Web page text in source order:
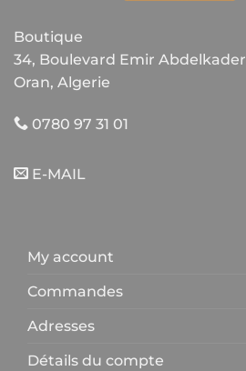
Boutique
34, Boulevard Emir Abdelkader
Oran, Algerie
0780 97 31 01
E-MAIL
My account
Commandes
Adresses
Détails du compte